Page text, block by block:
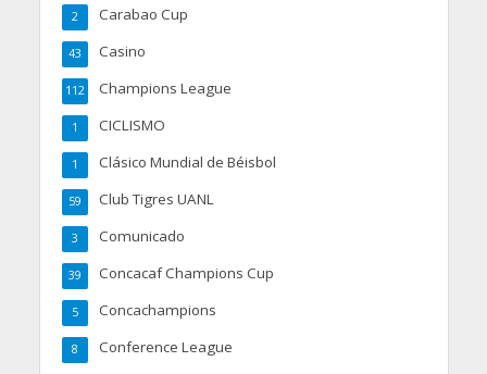
Carabao Cup
2
Casino
43
Champions League
112
CICLISMO
1
Clásico Mundial de Béisbol
1
Club Tigres UANL
59
Comunicado
3
Concacaf Champions Cup
39
Concachampions
5
Conference League
8